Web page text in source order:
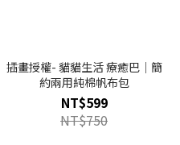
插畫授權- 貓貓生活 療癒巴｜簡
約兩用純棉帆布包
NT$599
NT$750